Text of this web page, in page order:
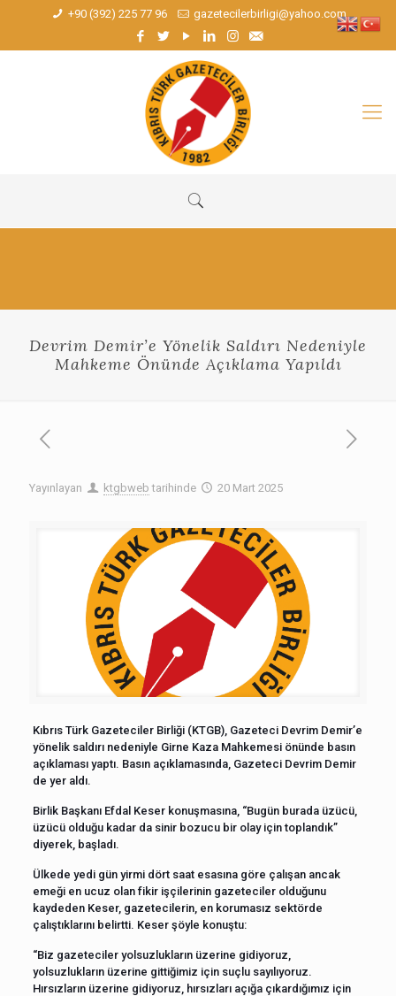
+90 (392) 225 77 96 gazetecilerbirligi@yahoo.com
Devrim Demir’e Yönelik Saldırı Nedeniyle
Mahkeme Önünde Açıklama Yapıldı
Yayınlayan ktgbweb tarihinde 20 Mart 2025
Kıbrıs Türk Gazeteciler Birliği (KTGB), Gazeteci Devrim Demir’e
yönelik saldırı nedeniyle Girne Kaza Mahkemesi önünde basın
açıklaması yaptı. Basın açıklamasında, Gazeteci Devrim Demir
de yer aldı.
Birlik Başkanı Efdal Keser konuşmasına, “Bugün burada üzücü,
üzücü olduğu kadar da sinir bozucu bir olay için toplandık”
diyerek, başladı.
Ülkede yedi gün yirmi dört saat esasına göre çalışan ancak
emeği en ucuz olan fikir işçilerinin gazeteciler olduğunu
kaydeden Keser, gazetecilerin, en korumasız sektörde
çalıştıklarını belirtti. Keser şöyle konuştu:
“Biz gazeteciler yolsuzlukların üzerine gidiyoruz,
yolsuzlukların üzerine gittiğimiz için suçlu sayılıyoruz.
Hırsızların üzerine gidiyoruz, hırsızları açığa çıkardığımız için